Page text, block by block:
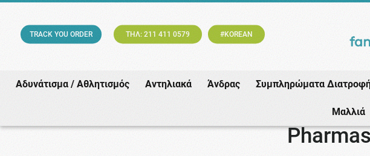
TRACK YOU ORDER ΤΗΛ: 211 411 0579 #KOREAN
Αδυνάτισμα / Αθλητισμός Αντηλιακά Άνδρας Συμπληρώματα
Μαλλιά
Εταιρίες